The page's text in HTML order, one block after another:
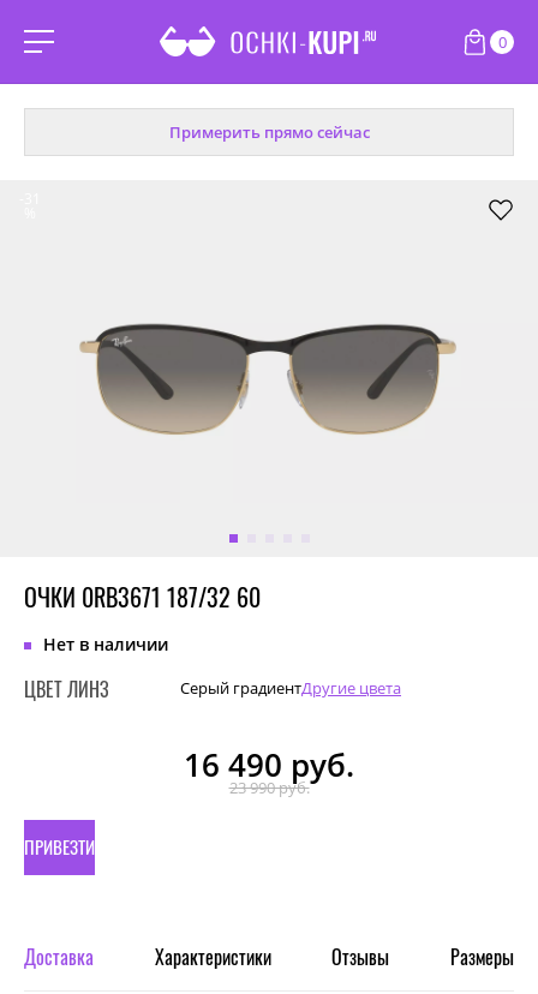
0
Примерить прямо сейчас
ОЧКИ 0RB3671 187/32 60
Нет в наличии
ЦВЕТ ЛИНЗ Серый градиентДругие цвета
16 490 руб.
23 990 руб.
ПРИВЕЗТИ
ЗАКАЗ
Доставка Характеристики Отзывы Размеры